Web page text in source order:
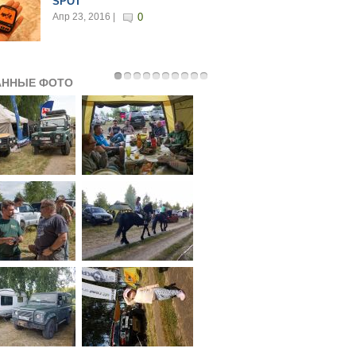
Апр 23, 2016 | 0
ФОТО